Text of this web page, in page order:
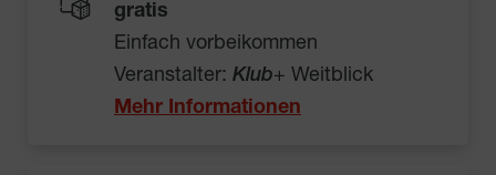
gratis
Einfach vorbeikommen
Veranstalter: Klub+ Weitblick
Mehr Informationen